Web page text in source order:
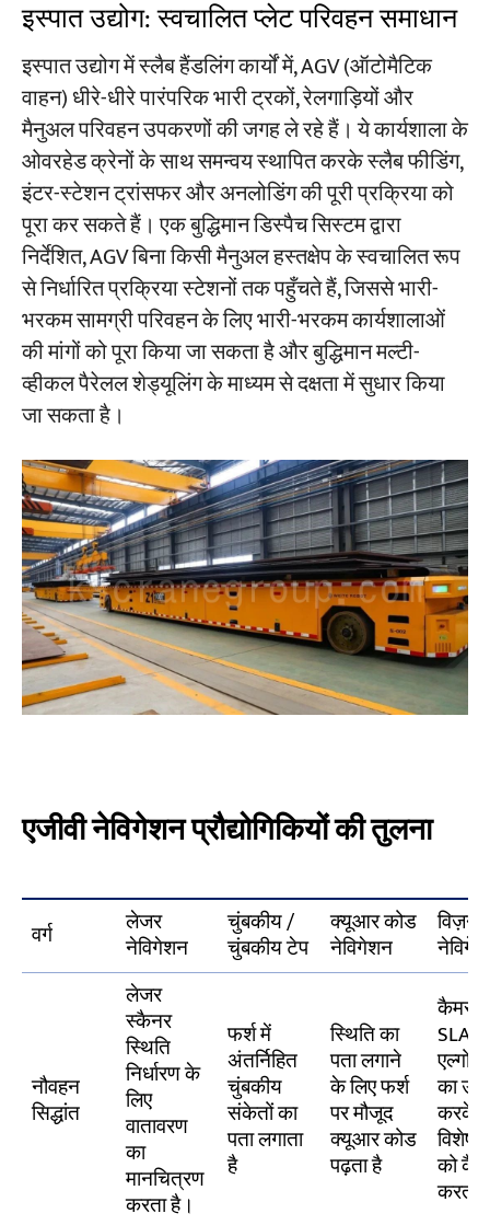
इस्पात उद्योग: स्वचालित प्लेट परिवहन समाधान
इस्पात उद्योग में स्लैब हैंडलिंग कार्यों में, AGV (ऑटोमैटिक
वाहन) धीरे-धीरे पारंपरिक भारी ट्रकों, रेलगाड़ियों और
मैनुअल परिवहन उपकरणों की जगह ले रहे हैं। ये कार्यशाला के
ओवरहेड क्रेनों के साथ समन्वय स्थापित करके स्लैब फीडिंग,
इंटर-स्टेशन ट्रांसफर और अनलोडिंग की पूरी प्रक्रिया को
पूरा कर सकते हैं। एक बुद्धिमान डिस्पैच सिस्टम द्वारा
निर्देशित, AGV बिना किसी मैनुअल हस्तक्षेप के स्वचालित रूप
से निर्धारित प्रक्रिया स्टेशनों तक पहुँचते हैं, जिससे भारी-
भरकम सामग्री परिवहन के लिए भारी-भरकम कार्यशालाओं
की मांगों को पूरा किया जा सकता है और बुद्धिमान मल्टी-
व्हीकल पैरेलल शेड्यूलिंग के माध्यम से दक्षता में सुधार किया
जा सकता है।
एजीवी नेविगेशन प्रौद्योगिकियों की तुलना
वर्ग लेजर
नेविगेशन
चुंबकीय /
चुंबकीय टेप
क्यूआर कोड
नेविगेशन
विज़न
नौवहन
सिद्धांत
लेजर
स्कैनर
स्थिति
निर्धारण के
लिए
वातावरण
का
मानचित्रण
करता है।
फर्श में
अंतर्निहित
चुंबकीय
संकेतों का
पता लगाता
है
स्थिति का
पता लगाने
के लिए फर्श
पर मौजूद
क्यूआर कोड
पढ़ता है
कैमरा
SLAM
का
करके
को
करता